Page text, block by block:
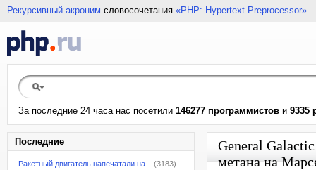
Рекурсивный акроним словосочетания «PHP: Hypertext Preprocessor»
За последние 24 часа нас посетили 146277 программистов и 9335
Последние
Ракетный двигатель напечатали на...
(3183)
General
метана на